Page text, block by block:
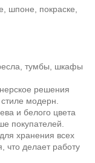
шпоне, покраске,
тумбы, шкафы
решения
модерн.
и белого цвета
покупателей.
хранения всех
что делает работу